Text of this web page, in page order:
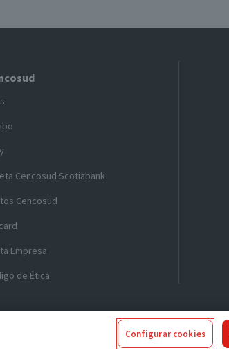
Cencosud Scotiabank
Cencosud
Empresa
de Ética
Seguridad y Privacidad |
Configurar cookies